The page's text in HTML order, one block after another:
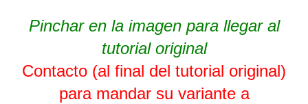
Pinchar en la imagen para llegar al
tutorial original
Contacto (al final del tutorial original)
para mandar su variante a